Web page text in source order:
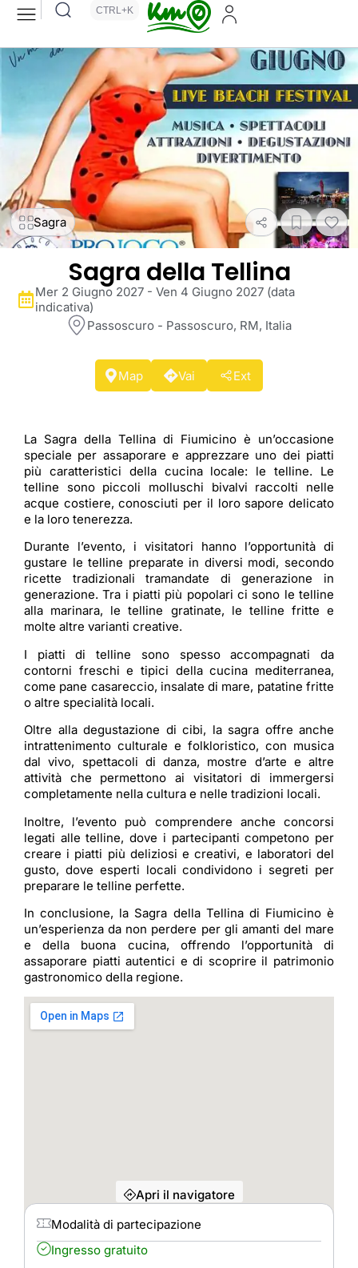
CTRL+K
Sagra
Sagra della Tellina
Mer 2 Giugno 2027 - Ven 4 Giugno 2027 (data
indicativa)
Passoscuro - Passoscuro, RM, Italia
Map Vai Ext
La Sagra della Tellina di Fiumicino è un’occasione
speciale per assaporare e apprezzare uno dei piatti
più caratteristici della cucina locale: le telline. Le
telline sono piccoli molluschi bivalvi raccolti nelle
acque costiere, conosciuti per il loro sapore delicato
e la loro tenerezza.
Durante l’evento, i visitatori hanno l’opportunità di
gustare le telline preparate in diversi modi, secondo
ricette tradizionali tramandate di generazione in
generazione. Tra i piatti più popolari ci sono le telline
alla marinara, le telline gratinate, le telline fritte e
molte altre varianti creative.
I piatti di telline sono spesso accompagnati da
contorni freschi e tipici della cucina mediterranea,
come pane casareccio, insalate di mare, patatine fritte
o altre specialità locali.
Oltre alla degustazione di cibi, la sagra offre anche
intrattenimento culturale e folkloristico, con musica
dal vivo, spettacoli di danza, mostre d’arte e altre
attività che permettono ai visitatori di immergersi
completamente nella cultura e nelle tradizioni locali.
Inoltre, l’evento può comprendere anche concorsi
legati alle telline, dove i partecipanti competono per
creare i piatti più deliziosi e creativi, e laboratori del
gusto, dove esperti locali condividono i segreti per
preparare le telline perfette.
In conclusione, la Sagra della Tellina di Fiumicino è
un’esperienza da non perdere per gli amanti del mare
e della buona cucina, offrendo l’opportunità di
assaporare piatti autentici e di scoprire il patrimonio
gastronomico della regione.
Apri il navigatore
Modalità di partecipazione
Ingresso gratuito